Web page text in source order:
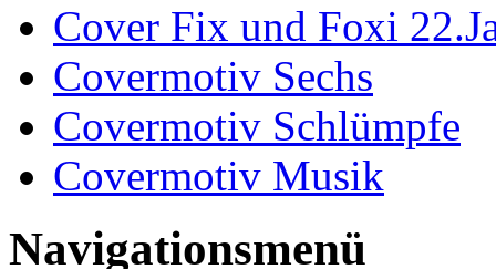
Cover Fix und Foxi
Covermotiv Sechs
Covermotiv Schlümpfe
Covermotiv Musik
Navigationsmenü